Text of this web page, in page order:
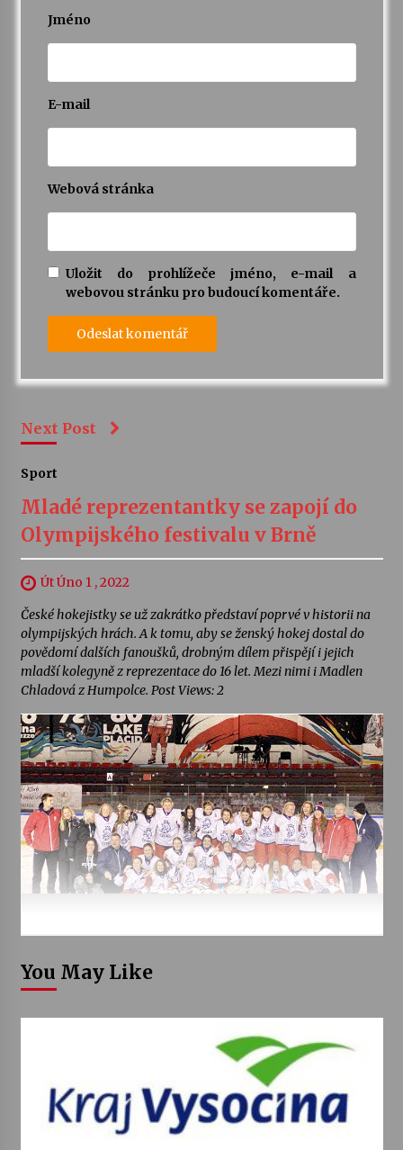
Jméno
E-mail
Webová stránka
Uložit do prohlížeče jméno, e-mail a
webovou stránku pro budoucí komentáře.
Next Post
Sport
Mladé reprezentantky se zapojí do
Olympijského festivalu v Brně
Út Úno 1 , 2022
České hokejistky se už zakrátko představí poprvé v historii na
olympijských hrách. A k tomu, aby se ženský hokej dostal do
povědomí dalších fanoušků, drobným dílem přispějí i jejich
mladší kolegyně z reprezentace do 16 let. Mezi nimi i Madlen
Chladová z Humpolce. Post Views: 2
You May Like